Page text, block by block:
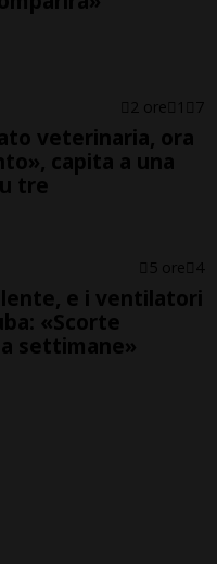
2 ore 1 7
veterinaria, ora
capita a una
tre
5 ore 4
e i ventilatori
«Scorte
settimane»